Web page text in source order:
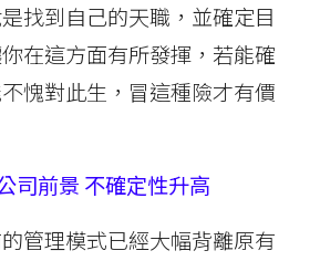
找到自己的天職，並確定目
在這方面有所發揮，若能確
愧對此生，冒這種險才有價
司前景 不確定性升高
管理模式已經大幅背離原有